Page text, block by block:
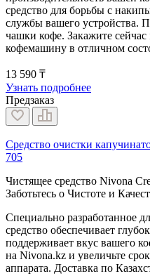
средство для борьбы с
службы вашего устройства.
чашки кофе. Закажите
кофемашину в отличном
13 590 ₸
Узнать подробнее
Предзаказ
Средство очистки
705
Чистящее средство Nivona
Заботьтесь о Чистоте и
Специально разработанное
средство обеспечивает
поддерживает вкус вашего
на Nivona.kz и увеличьте
аппарата. Доставка по